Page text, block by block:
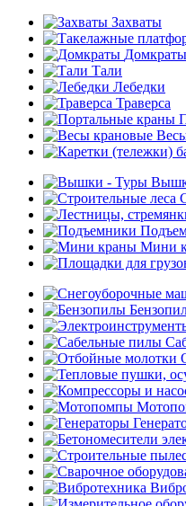
Захваты
Домкраты
Тали
Лебедки
Траверса
Мини